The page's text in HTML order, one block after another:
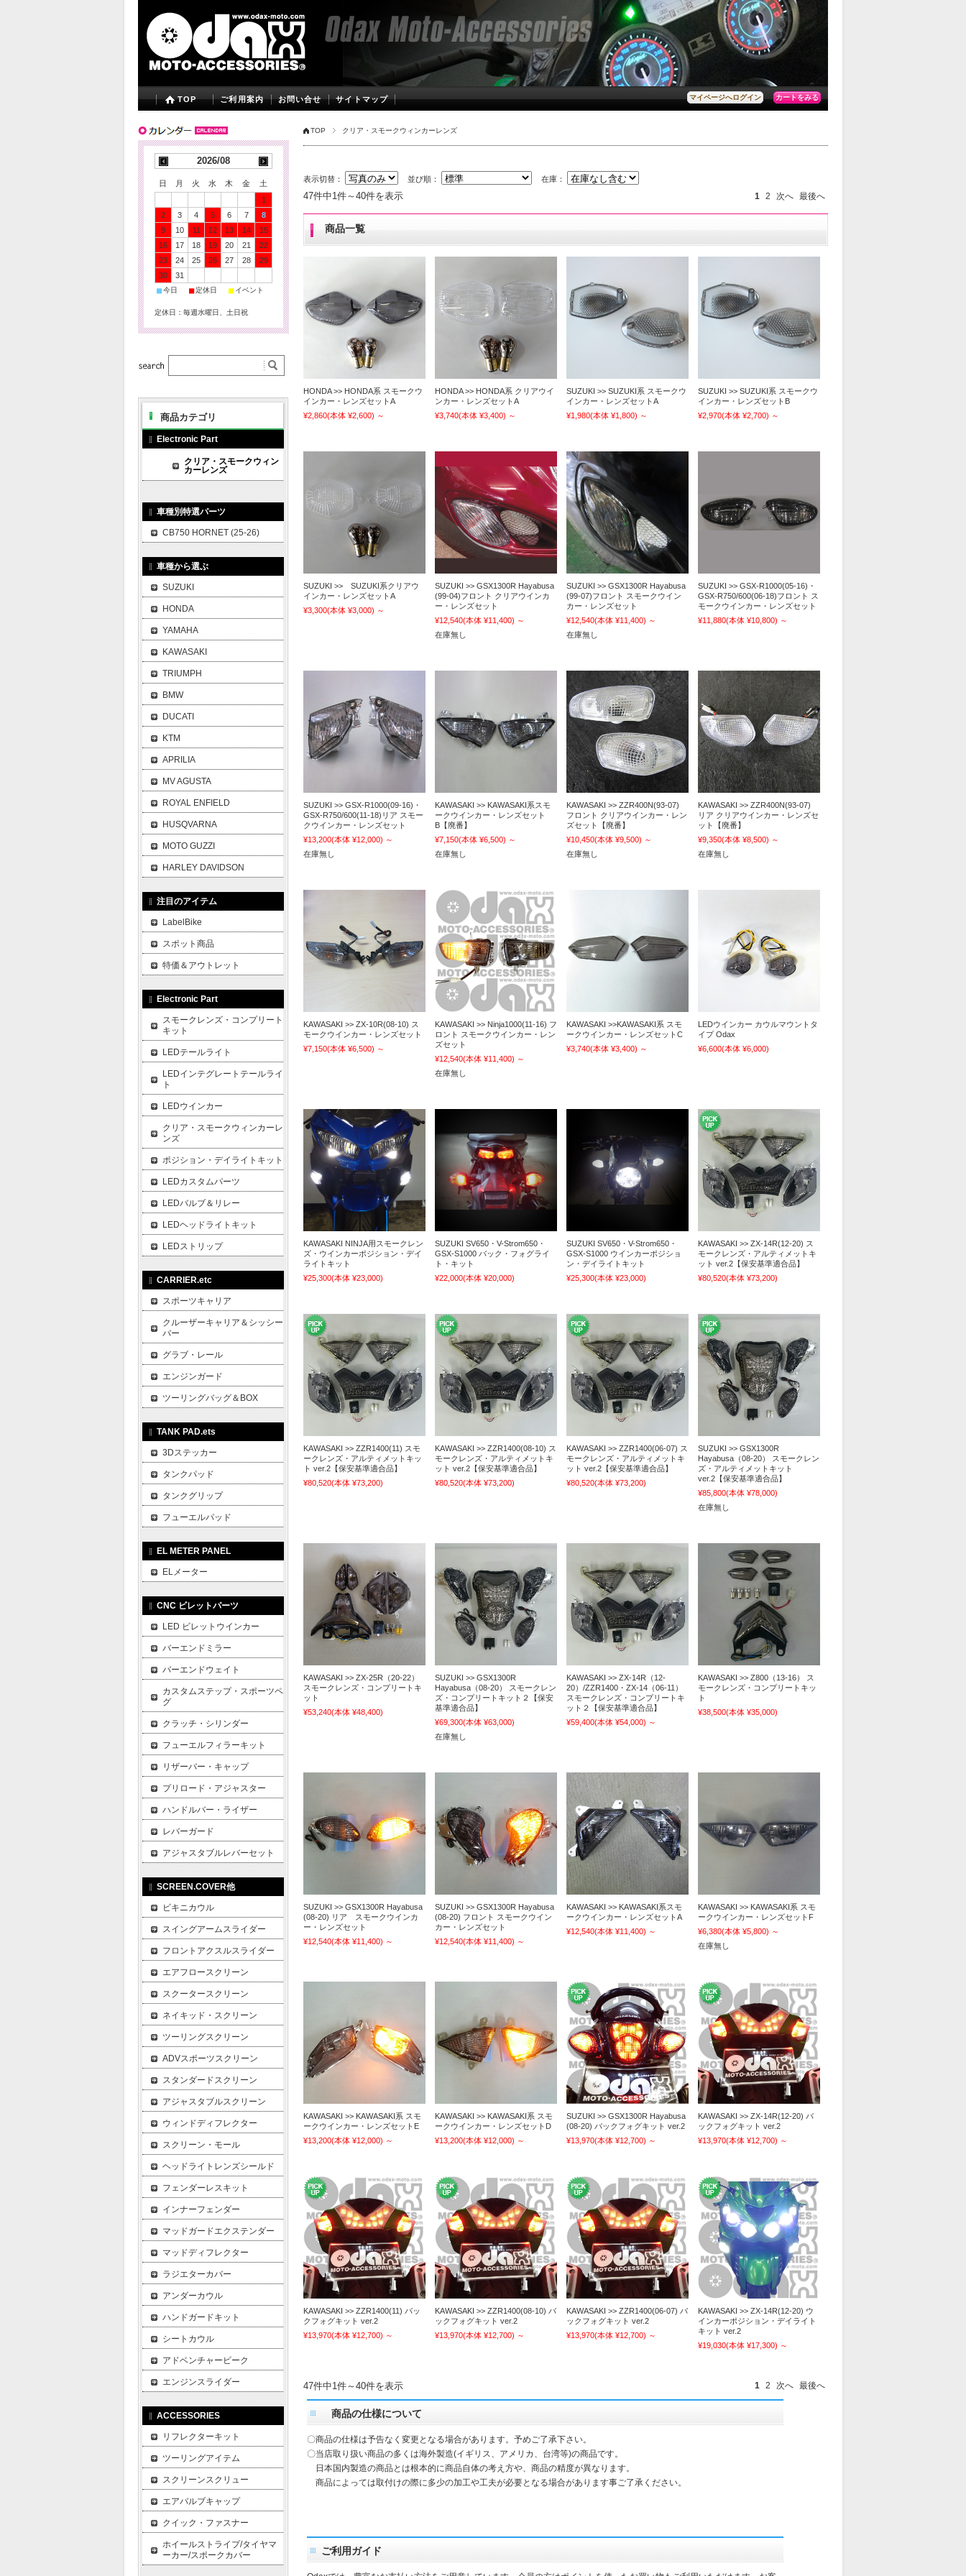
マイページへログイン カートをみる
TOP ご利用案内 お問い合せ サイトマップ
TOP クリア・スモークウィンカーレンズ
表示切替： 並び順： 在庫：
47件中1件～40件を表示 1 2 次へ 最後へ
商品一覧
HONDA >> HONDA系 スモークウ
インカー・レンズセットA
¥2,860(本体 ¥2,600) ～
HONDA >> HONDA系 クリアウイ
ンカー・レンズセットA
¥3,740(本体 ¥3,400) ～
SUZUKI >> SUZUKI系 スモークウ
インカー・レンズセットA
¥1,980(本体 ¥1,800) ～
SUZUKI >> SUZUKI系 スモークウ
インカー・レンズセットB
¥2,970(本体 ¥2,700) ～
SUZUKI >> SUZUKI系クリアウ
インカー・レンズセットA
¥3,300(本体 ¥3,000) ～
SUZUKI >> GSX1300R Hayabusa
(99-04)フロント クリアウインカ
ー・レンズセット
¥12,540(本体 ¥11,400) ～
在庫無し
SUZUKI >> GSX1300R Hayabusa
(99-07)フロント スモークウイン
カー・レンズセット
¥12,540(本体 ¥11,400) ～
在庫無し
SUZUKI >> GSX-R1000(05-16)・
GSX-R750/600(06-18)フロント ス
モークウインカー・レンズセット
¥11,880(本体 ¥10,800) ～
SUZUKI >> GSX-R1000(09-16)・
GSX-R750/600(11-18)リア スモー
クウインカー・レンズセット
¥13,200(本体 ¥12,000) ～
在庫無し
KAWASAKI >> KAWASAKI系スモ
ークウインカー・レンズセット
B【廃番】
¥7,150(本体 ¥6,500) ～
在庫無し
KAWASAKI >> ZZR400N(93-07)
フロント クリアウインカー・レン
ズセット【廃番】
¥10,450(本体 ¥9,500) ～
在庫無し
KAWASAKI >> ZZR400N(93-07)
リア クリアウインカー・レンズセ
ット【廃番】
¥9,350(本体 ¥8,500) ～
在庫無し
KAWASAKI >> ZX-10R(08-10) ス
モークウインカー・レンズセット
¥7,150(本体 ¥6,500) ～
KAWASAKI >> Ninja1000(11-16) フ
ロント スモークウインカー・レン
ズセット
¥12,540(本体 ¥11,400) ～
在庫無し
KAWASAKI >>KAWASAKI系 スモ
ークウインカー・レンズセットC
¥3,740(本体 ¥3,400) ～
LEDウインカー カウルマウントタ
イプ Odax
¥6,600(本体 ¥6,000)
KAWASAKI NINJA用スモークレン
ズ・ウインカーポジション・デイ
ライトキット
¥25,300(本体 ¥23,000)
SUZUKI SV650・V-Strom650・
GSX-S1000 バック・フォグライ
ト・キット
¥22,000(本体 ¥20,000)
SUZUKI SV650・V-Strom650・
GSX-S1000 ウインカーポジショ
ン・デイライトキット
¥25,300(本体 ¥23,000)
KAWASAKI >> ZX-14R(12-20) ス
モークレンズ・アルティメットキ
ット ver.2【保安基準適合品】
¥80,520(本体 ¥73,200)
KAWASAKI >> ZZR1400(11) スモ
ークレンズ・アルティメットキッ
ト ver.2【保安基準適合品】
¥80,520(本体 ¥73,200)
KAWASAKI >> ZZR1400(08-10) ス
モークレンズ・アルティメットキ
ット ver.2【保安基準適合品】
¥80,520(本体 ¥73,200)
KAWASAKI >> ZZR1400(06-07) ス
モークレンズ・アルティメットキ
ット ver.2【保安基準適合品】
¥80,520(本体 ¥73,200)
SUZUKI >> GSX1300R
Hayabusa（08-20） スモークレン
ズ・アルティメットキット
ver.2【保安基準適合品】
¥85,800(本体 ¥78,000)
在庫無し
KAWASAKI >> ZX-25R（20-22）
スモークレンズ・コンプリートキ
ット
¥53,240(本体 ¥48,400)
SUZUKI >> GSX1300R
Hayabusa（08-20） スモークレン
ズ・コンプリートキット２【保安
基準適合品】
¥69,300(本体 ¥63,000)
在庫無し
KAWASAKI >> ZX-14R（12-
20）/ZZR1400・ZX-14（06-11）
スモークレンズ・コンプリートキ
ット２【保安基準適合品】
¥59,400(本体 ¥54,000) ～
KAWASAKI >> Z800（13-16） ス
モークレンズ・コンプリートキッ
ト
¥38,500(本体 ¥35,000)
SUZUKI >> GSX1300R Hayabusa
(08-20) リア スモークウインカ
ー・レンズセット
¥12,540(本体 ¥11,400) ～
SUZUKI >> GSX1300R Hayabusa
(08-20) フロント スモークウイン
カー・レンズセット
¥12,540(本体 ¥11,400) ～
KAWASAKI >> KAWASAKI系スモ
ークウインカー・レンズセットA
¥12,540(本体 ¥11,400) ～
KAWASAKI >> KAWASAKI系 スモ
ークウインカー・レンズセットF
¥6,380(本体 ¥5,800) ～
在庫無し
KAWASAKI >> KAWASAKI系 スモ
ークウインカー・レンズセットE
¥13,200(本体 ¥12,000) ～
KAWASAKI >> KAWASAKI系 スモ
ークウインカー・レンズセットD
¥13,200(本体 ¥12,000) ～
SUZUKI >> GSX1300R Hayabusa
(08-20) バックフォグキット ver.2
¥13,970(本体 ¥12,700) ～
KAWASAKI >> ZX-14R(12-20) バ
ックフォグキット ver.2
¥13,970(本体 ¥12,700) ～
KAWASAKI >> ZZR1400(11) バッ
クフォグキット ver.2
¥13,970(本体 ¥12,700) ～
KAWASAKI >> ZZR1400(08-10) バ
ックフォグキット ver.2
¥13,970(本体 ¥12,700) ～
KAWASAKI >> ZZR1400(06-07) バ
ックフォグキット ver.2
¥13,970(本体 ¥12,700) ～
KAWASAKI >> ZX-14R(12-20) ウ
インカーポジション・デイライト
キット ver.2
¥19,030(本体 ¥17,300) ～
47件中1件～40件を表示 1 2 次へ 最後へ
商品の仕様について
〇商品の仕様は予告なく変更となる場合があります。予めご了承下さい。
〇当店取り扱い商品の多くは海外製造(イギリス、アメリカ、台湾等)の商品です。
日本国内製造の商品とは根本的に商品自体の考え方や、商品の精度が異なります。
商品によっては取付けの際に多少の加工や工夫が必要となる場合があります事ご了承ください。
ご利用ガイド
2026/08
日 月 火 水 木 金
土
1
2
3 4 5 6 7
8
9
10 11 12 13 14
15
16
17 18 19 20 21
22
23
24 25 26 27 28
29
30
31
■ 今日 ■ 定休日 ■ イベント
定休日：毎週水曜日、土日祝
商品カテゴリ
Electronic Part
クリア・スモークウィン
カーレンズ
車種別特選パーツ
CB750 HORNET (25-26)
車種から選ぶ
SUZUKI
HONDA
YAMAHA
KAWASAKI
TRIUMPH
BMW
DUCATI
KTM
APRILIA
MV AGUSTA
ROYAL ENFIELD
HUSQVARNA
MOTO GUZZI
HARLEY DAVIDSON
注目のアイテム
LabelBike
スポット商品
特価＆アウトレット
Electronic Part
スモークレンズ・コンプリート
キット
LEDテールライト
LEDインテグレートテールライ
ト
LEDウインカー
クリア・スモークウィンカーレ
ンズ
ポジション・デイライトキット
LEDカスタムパーツ
LEDバルブ＆リレー
LEDヘッドライトキット
LEDストリップ
CARRIER.etc
スポーツキャリア
クルーザーキャリア＆シッシー
バー
グラブ・レール
エンジンガード
ツーリングバッグ＆BOX
TANK PAD.ets
3Dステッカー
タンクパッド
タンクグリップ
フューエルパッド
EL METER PANEL
ELメーター
CNC ビレットパーツ
LED ビレットウインカー
バーエンドミラー
バーエンドウェイト
カスタムステップ・スポーツペ
グ
クラッチ・シリンダー
フューエルフィラーキット
リザーバー・キャップ
プリロード・アジャスター
ハンドルバー・ライザー
レバーガード
アジャスタブルレバーセット
SCREEN.COVER他
ビキニカウル
スイングアームスライダー
フロントアクスルスライダー
エアフロースクリーン
スクータースクリーン
ネイキッド・スクリーン
ツーリングスクリーン
ADVスポーツスクリーン
スタンダードスクリーン
アジャスタブルスクリーン
ウィンドディフレクター
スクリーン・モール
ヘッドライトレンズシールド
フェンダーレスキット
インナーフェンダー
マッドガードエクステンダー
マッドディフレクター
ラジエターカバー
アンダーカウル
ハンドガードキット
シートカウル
アドベンチャービーク
エンジンスライダー
ACCESSORIES
リフレクターキット
ツーリングアイテム
スクリーンスクリュー
エアバルブキャップ
クイック・ファスナー
ホイールストライプ/タイヤマ
ーカー/スポークカバー